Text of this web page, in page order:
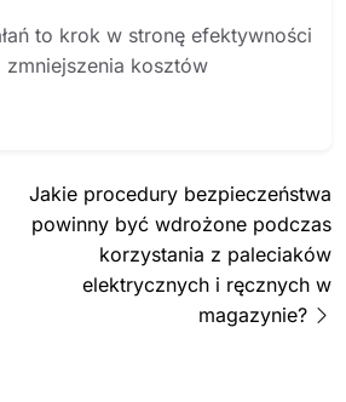
to krok w stronę efektywności
kosztów
Jakie procedury bezpieczeństwa
powinny być wdrożone podczas
korzystania z paleciaków
elektrycznych i ręcznych w
magazynie?